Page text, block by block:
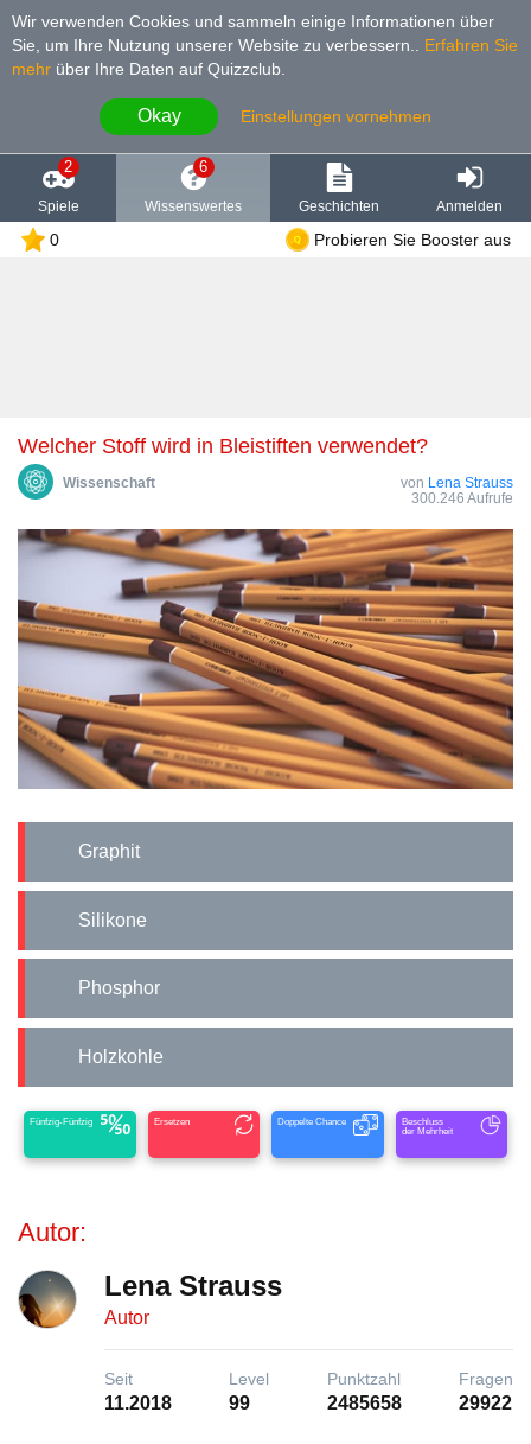
Wir verwenden Cookies und sammeln einige Informationen über
Sie, um Ihre Nutzung unserer Website zu verbessern.
Erfahren Sie
mehr über Ihre Daten auf Quizzclub.
Okay Einstellungen vornehmen
2
Spiele
6
Wissenswertes Geschichten Anmelden
0 Probieren Sie Booster aus
Welcher Stoff wird in Bleistiften verwendet?
Wissenschaft von Lena Strauss
300.246 Aufrufe
Graphit
Silikone
Phosphor
Holzkohle
Fünfzig-Fünfzig Ersetzen Doppelte Chance
Beschluss
der Mehrheit
Autor:
Lena Strauss
Autor
Seit
11.2018
Level
99
Punktzahl
2485658
Fragen
29922